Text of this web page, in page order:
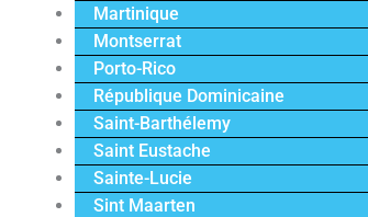
Martinique
Montserrat
Porto-Rico
République Dominicaine
Saint-Barthélemy
Saint Eustache
Sainte-Lucie
Sint Maarten